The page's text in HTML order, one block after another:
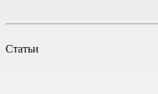
Статьи